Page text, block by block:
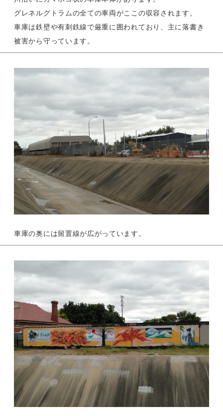
グレネルグトラムの全ての車両がここの収容されます。
車庫は鉄壁や有刺鉄線で厳重に囲われており、主に落書き
被害から守っています。
車庫の奥には留置線が広がっています。